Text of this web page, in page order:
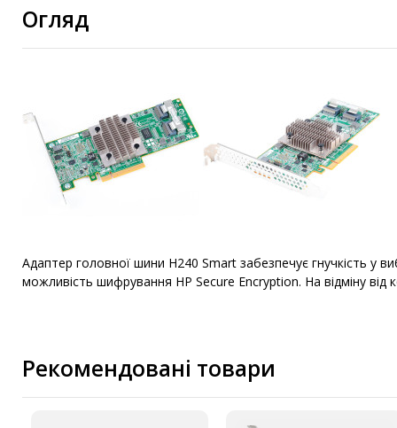
Огляд
Адаптер головної шини H240 Smart забезпечує гнучкість у
можливість шифрування HP Secure Encryption. На відміну від
Рекомендовані товари